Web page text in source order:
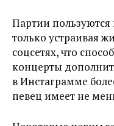
Партии пользуются
только устраивая
соцсетях, что
концерты
в Инстаграмме
певец имеет не